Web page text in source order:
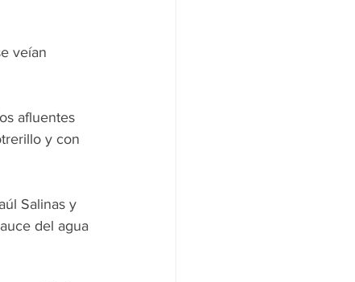
veían
afluentes
y con
Salinas y
del agua